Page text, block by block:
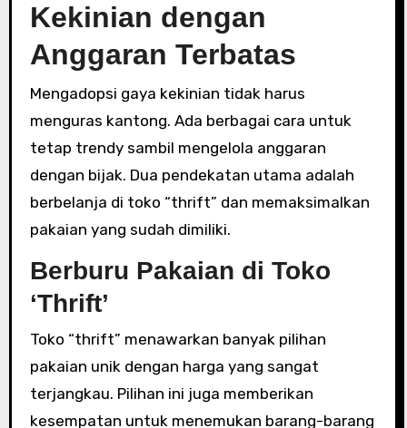
Kekinian dengan
Anggaran Terbatas
Mengadopsi gaya kekinian tidak harus
menguras kantong. Ada berbagai cara untuk
tetap trendy sambil mengelola anggaran
dengan bijak. Dua pendekatan utama adalah
berbelanja di toko “thrift” dan memaksimalkan
pakaian yang sudah dimiliki.
Berburu Pakaian di Toko
‘Thrift’
Toko “thrift” menawarkan banyak pilihan
pakaian unik dengan harga yang sangat
terjangkau. Pilihan ini juga memberikan
kesempatan untuk menemukan barang-barang